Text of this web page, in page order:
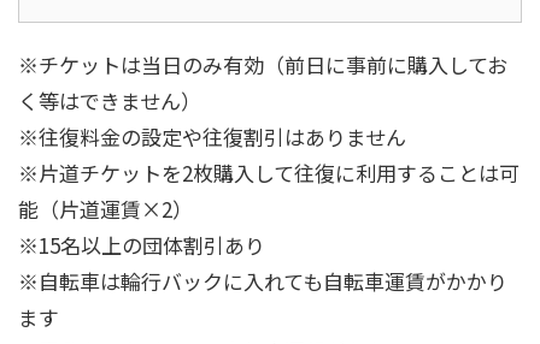
※チケットは当日のみ有効（前日に事前に購入してお
く等はできません）
※往復料金の設定や往復割引はありません
※片道チケットを2枚購入して往復に利用することは可
能（片道運賃×2）
※15名以上の団体割引あり
※自転車は輪行バックに入れても自転車運賃がかかり
ます